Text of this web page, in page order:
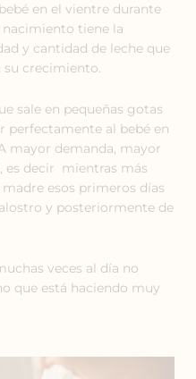
en el vientre durante
tiene la
y cantidad de leche que
su crecimiento.
sale en pequeñas gotas
perfectamente al bebé en
mayor demanda, mayor
es decir mientras más
esos primeros días
y posteriormente de
veces al día no
que está haciendo muy